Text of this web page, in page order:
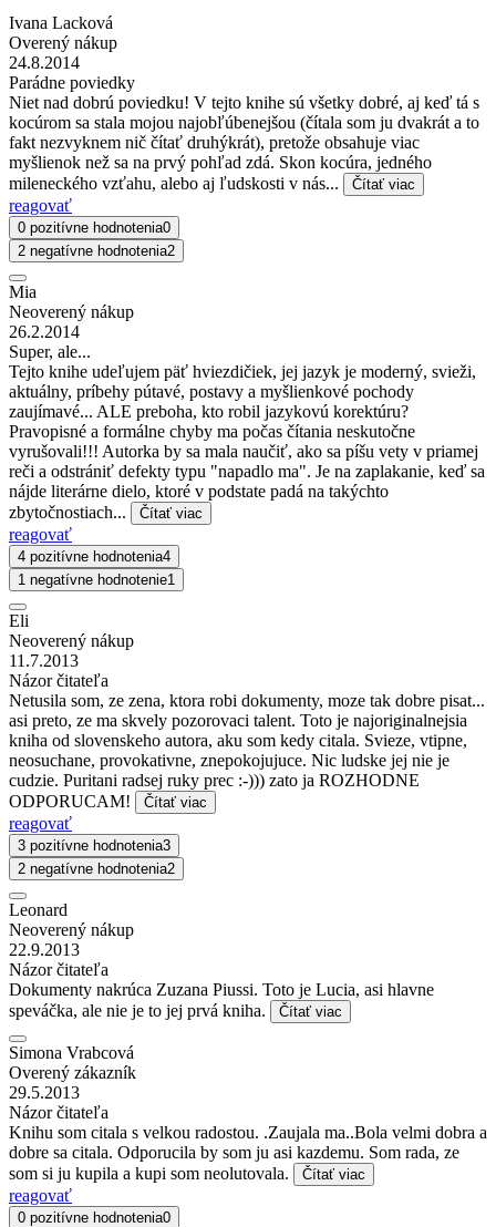
Ivana Lacková
Overený nákup
24.8.2014
Parádne poviedky
Niet nad dobrú poviedku! V tejto knihe sú všetky dobré, aj keď tá s
kocúrom sa stala mojou najobľúbenejšou (čítala som ju dvakrát a to
fakt nezvyknem nič čítať druhýkrát), pretože obsahuje viac
myšlienok než sa na prvý pohľad zdá. Skon kocúra, jedného
mileneckého vzťahu, alebo aj ľudskosti v nás...
Čítať viac
reagovať
0 pozitívne hodnotenia0
2 negatívne hodnotenia2
Mia
Neoverený nákup
26.2.2014
Super, ale...
Tejto knihe udeľujem päť hviezdičiek, jej jazyk je moderný, svieži,
aktuálny, príbehy pútavé, postavy a myšlienkové pochody
zaujímavé... ALE preboha, kto robil jazykovú korektúru?
Pravopisné a formálne chyby ma počas čítania neskutočne
vyrušovali!!! Autorka by sa mala naučiť, ako sa píšu vety v priamej
reči a odstrániť defekty typu "napadlo ma". Je na zaplakanie, keď sa
nájde literárne dielo, ktoré v podstate padá na takýchto
zbytočnostiach...
Čítať viac
reagovať
4 pozitívne hodnotenia4
1 negatívne hodnotenie1
Eli
Neoverený nákup
11.7.2013
Názor čitateľa
Netusila som, ze zena, ktora robi dokumenty, moze tak dobre pisat...
asi preto, ze ma skvely pozorovaci talent. Toto je najoriginalnejsia
kniha od slovenskeho autora, aku som kedy citala. Svieze, vtipne,
neosuchane, provokativne, znepokojujuce. Nic ludske jej nie je
cudzie. Puritani radsej ruky prec :-))) zato ja ROZHODNE
ODPORUCAM!
Čítať viac
reagovať
3 pozitívne hodnotenia3
2 negatívne hodnotenia2
Leonard
Neoverený nákup
22.9.2013
Názor čitateľa
Dokumenty nakrúca Zuzana Piussi. Toto je Lucia, asi hlavne
speváčka, ale nie je to jej prvá kniha.
Čítať viac
Simona Vrabcová
Overený zákazník
29.5.2013
Názor čitateľa
Knihu som citala s velkou radostou. .Zaujala ma..Bola velmi dobra a
dobre sa citala. Odporucila by som ju asi kazdemu. Som rada, ze
som si ju kupila a kupi som neolutovala.
Čítať viac
reagovať
0 pozitívne hodnotenia0